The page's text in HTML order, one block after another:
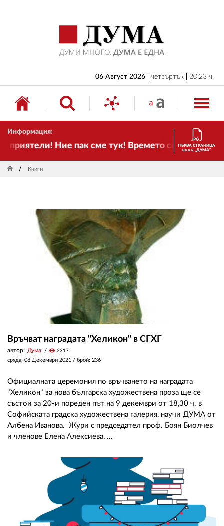
06 Август 2026 четвъртък 20:23 ч.
Информация:
Ние пак сме тук! Времето се променя и
ПЪРВА СТРАНИЦА
на в-к „ДУМА“
Книги
Връчват наградата "Хеликон" в СГХГ
автор: Дума visibility 2317
сряда, 08 Декември 2021 / брой: 236
Официалната церемония по връчването на наградата
"Хеликон" за нова българска художествена проза ще се
състои за 20-и пореден път на 9 декември от 18,30 ч. в
Софийската градска художествена галерия, научи ДУМА от
Албена Иванова. Жури с председател проф. Боян Биолчев
и членове Елена Алексиева, ...
БЪЛГАРИЯ
ИКОНОМИКА
ИЗБОРИ
СВЯТ
ДРУГИ
ЗА НАС
АВТОРИ
РЕДАКЦИЯ
КОНТАКТИ
ПОЛИТИКА ЗА БИСКВИТКИТЕ
ПОЛИТИКАТА ЗА
ПОВЕРИТЕЛНОСТ